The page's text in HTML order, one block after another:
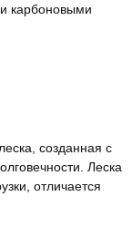
карбоновыми
созданная с
Леска
отличается